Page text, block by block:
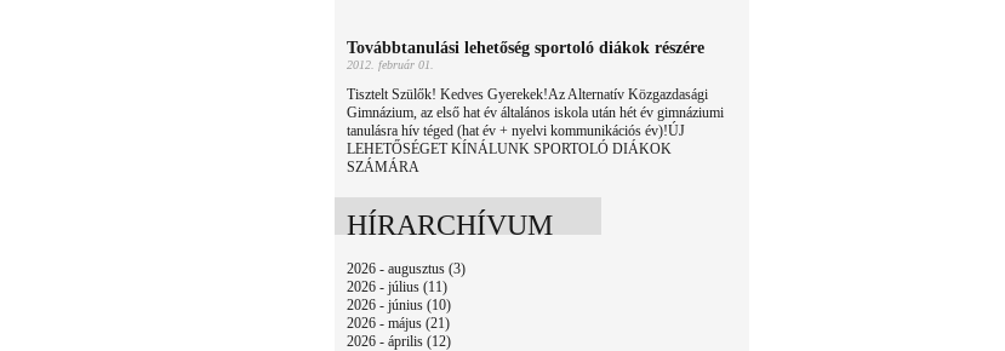
Továbbtanulási lehetőség sportoló diákok részére
2012. február 01.
Tisztelt Szülők! Kedves Gyerekek!Az Alternatív Közgazdasági
Gimnázium, az első hat év általános iskola után hét év gimnáziumi
tanulásra hív téged (hat év + nyelvi kommunikációs év)!ÚJ
LEHETŐSÉGET KÍNÁLUNK SPORTOLÓ DIÁKOK
SZÁMÁRA
HÍRARCHÍVUM
2026 - augusztus (3)
2026 - július (11)
2026 - június (10)
2026 - május (21)
2026 - április (12)